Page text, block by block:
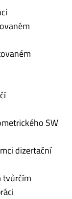
SW
dizertační
tvůrčím